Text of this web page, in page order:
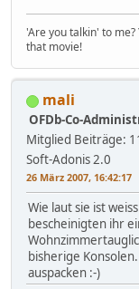
'Are you talkin' to me?
that movie!
mali
OFDb-Co-
Mitglied Beiträge:
Soft-Adonis 2.0
26 März 2007, 16:42:17
Wie laut sie ist
bescheinigten ihr
bisherige
auspacken :-)